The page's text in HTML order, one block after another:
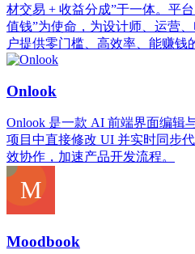
材交易 + 收益分成”于一体。平
值钱”为使命，为设计师、运营
户提供零门槛、高效率、能赚钱
Onlook
Onlook 是一款 AI 前端界面编辑
项目中直接修改 UI 并实时同步
效协作，加速产品开发流程。
Moodbook